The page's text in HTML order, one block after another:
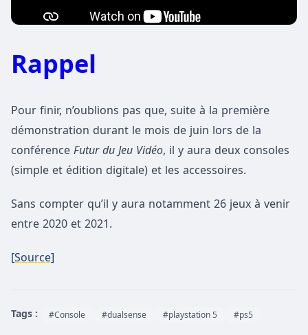
Rappel
Pour finir, n’oublions pas que, suite à la première
démonstration durant le mois de juin lors de la
conférence Futur du Jeu Vidéo, il y aura deux consoles
(simple et édition digitale) et les accessoires.
Sans compter qu’il y aura notamment 26 jeux à venir
entre 2020 et 2021.
[Source]
Tags : #Console #dualsense #playstation 5 #ps5